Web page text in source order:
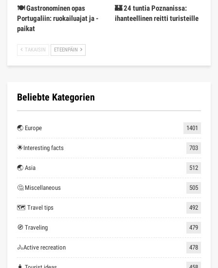
🍽️ Gastronominen opas
Portugaliin: ruokailuajat ja -
paikat
🏰 24 tuntia Poznanissa:
ihanteellinen reitti turisteille
TAKAISIN ETEENPÄIN
Beliebte Kategorien
🌏 Europe 1401
🌟Interesting facts 703
🌏 Asia 512
🤔 Miscellaneous 505
🗺 Travel tips 492
🧭 Traveling 479
🚴Active recreation 478